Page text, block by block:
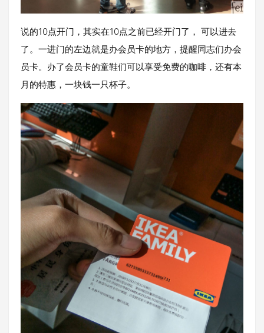
说的10点开门，其实在10点之前已经开门了， 可以进去
了。一进门的左边就是办会员卡的地方，提醒同志们办会
员卡。办了会员卡的童鞋们可以享受免费的咖啡，还有本
月的特惠，一块钱一只杯子。